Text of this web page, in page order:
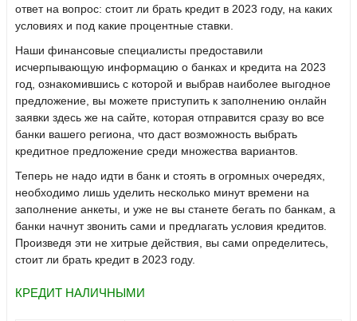
ответ на вопрос: стоит ли брать кредит в 2023 году, на каких
условиях и под какие процентные ставки.
Наши финансовые специалисты предоставили
исчерпывающую информацию о банках и кредита на 2023
год, ознакомившись с которой и выбрав наиболее выгодное
предложение, вы можете приступить к заполнению онлайн
заявки здесь же на сайте, которая отправится сразу во все
банки вашего региона, что даст возможность выбрать
кредитное предложение среди множества вариантов.
Теперь не надо идти в банк и стоять в огромных очередях,
необходимо лишь уделить несколько минут времени на
заполнение анкеты, и уже не вы станете бегать по банкам, а
банки начнут звонить сами и предлагать условия кредитов.
Произведя эти не хитрые действия, вы сами определитесь,
стоит ли брать кредит в 2023 году.
КРЕДИТ НАЛИЧНЫМИ